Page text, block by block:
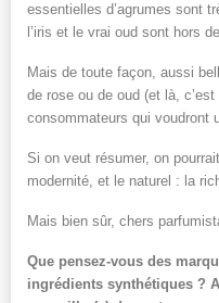
essentielles d’agrumes sont
l’iris et le vrai oud sont hors
Mais de toute façon, aussi
de rose ou de oud (et là,
consommateurs qui voudront
Si on veut résumer, on
modernité, et le naturel : la
Mais bien sûr, chers
Que pensez-vous des
ingrédients synthétiques ?